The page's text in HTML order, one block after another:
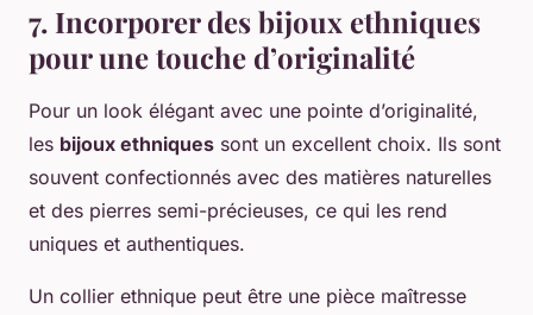
7. Incorporer des bijoux ethniques
pour une touche d’originalité
Pour un look élégant avec une pointe d’originalité,
les bijoux ethniques sont un excellent choix. Ils sont
souvent confectionnés avec des matières naturelles
et des pierres semi-précieuses, ce qui les rend
uniques et authentiques.
Un collier ethnique peut être une pièce maîtresse